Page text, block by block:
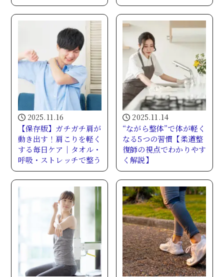
2025.11.16
【保存版】ガチガチ肩が
動き出す！肩こりを軽く
する毎日ケア｜タオル・
呼吸・ストレッチで整う
2025.11.14
“ながら整体”で体が軽く
なる5つの習慣【柔道整
復師の視点でわかりやす
く解説】